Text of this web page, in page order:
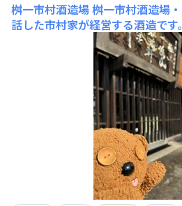
桝一市村酒造場 桝一市村酒造場
話した市村家が経営する酒造で
年より260年以上に渡り、現在で
ります。全てにおいて手作業中心
量酒米仕込みにこだわります。
三九郎が、その名も聞いた事が